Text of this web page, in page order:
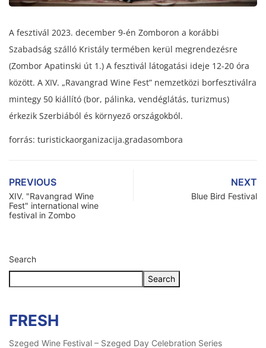
A fesztivál 2023. december 9-én Zomboron a korábbi
Szabadság szálló Kristály termében kerül megrendezésre
(Zombor Apatinski út 1.) A fesztivál látogatási ideje 12-20 óra
között. A XIV. „Ravangrad Wine Fest” nemzetközi borfesztiválra
mintegy 50 kiállító (bor, pálinka, vendéglátás, turizmus)
érkezik Szerbiából és környező országokból.
forrás: turistickaorganizacija.gradasombora
PREVIOUS
XIV. "Ravangrad Wine
Fest" international wine
festival in Zombo
NEXT
Blue Bird Festival
Search
Search
FRESH
Szeged Wine Festival – Szeged Day Celebration Series